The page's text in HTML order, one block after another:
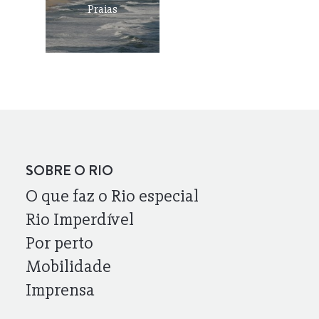
Praias
SOBRE O RIO
O que faz o Rio especial
Rio Imperdível
Por perto
Mobilidade
Imprensa